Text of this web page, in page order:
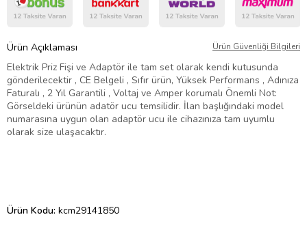
Ürün Açıklaması Ürün Güvenliği Bilgileri
Elektrik Priz Fişi ve Adaptör ile tam set olarak kendi kutusunda
gönderilecektir , CE Belgeli , Sıfır ürün, Yüksek Performans , Adınıza
Faturalı , 2 Yıl Garantili , Voltaj ve Amper korumalı Önemli Not:
Görseldeki ürünün adatör ucu temsilidir. İlan başlığındaki model
numarasına uygun olan adaptör ucu ile cihazınıza tam uyumlu
olarak size ulaşacaktır.
Ürün Kodu: kcm29141850